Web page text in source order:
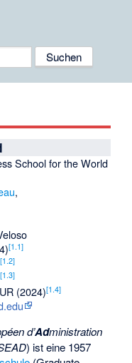
School for the World
,
[1.1]
[1.2]
[1.3]
(2024)[1.4]
d’Administration
) ist eine 1957